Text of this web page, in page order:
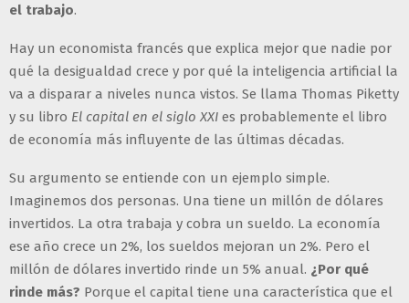
el trabajo.
Hay un economista francés que explica mejor que nadie por
qué la desigualdad crece y por qué la inteligencia artificial la
va a disparar a niveles nunca vistos. Se llama Thomas Piketty
y su libro El capital en el siglo XXI es probablemente el libro
de economía más influyente de las últimas décadas.
Su argumento se entiende con un ejemplo simple.
Imaginemos dos personas. Una tiene un millón de dólares
invertidos. La otra trabaja y cobra un sueldo. La economía
ese año crece un 2%, los sueldos mejoran un 2%. Pero el
millón de dólares invertido rinde un 5% anual. ¿Por qué
rinde más? Porque el capital tiene una característica que el